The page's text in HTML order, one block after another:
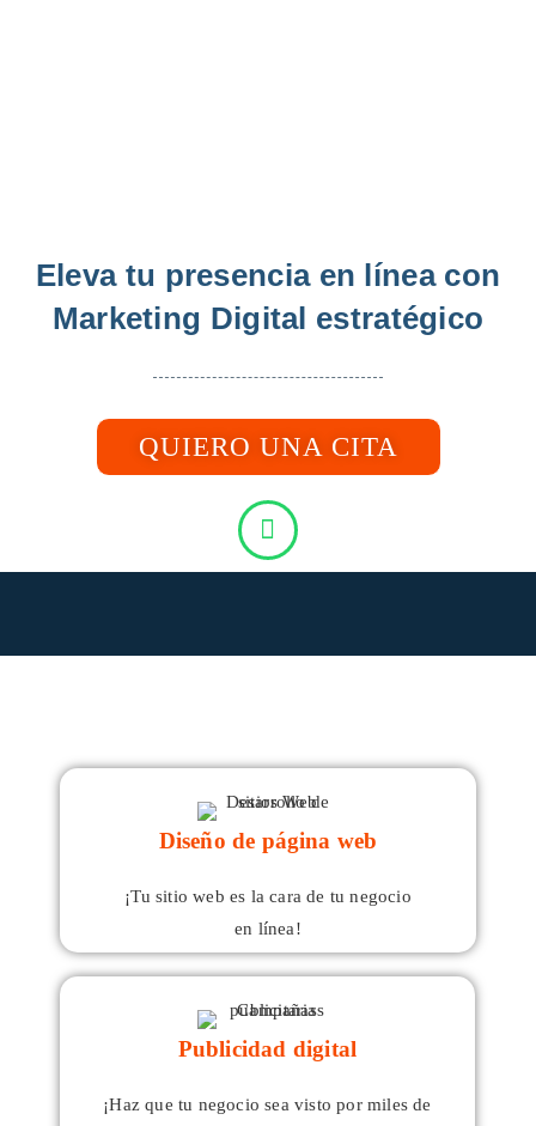
Eleva tu presencia en línea con
Marketing Digital estratégico
QUIERO UNA CITA
Diseño de página web
¡Tu sitio web es la cara de tu negocio
en línea!
Publicidad digital
¡Haz que tu negocio sea visto por miles de